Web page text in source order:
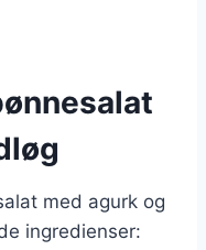
med agurk og
ingredienser: